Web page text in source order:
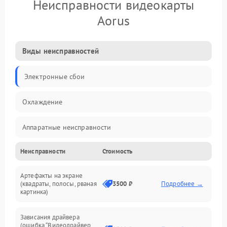
Неисправности видеокарты
Aorus
Виды неисправностей
Электронные сбои
Охлаждение
Аппаратные неисправности
Перегрев и термопроблемы
Видео
Неисправности Стоимость
Артефакты на экране
(квадраты, полосы, рваная
картинка)
3500 ₽ Подробнее →
Зависания драйвера